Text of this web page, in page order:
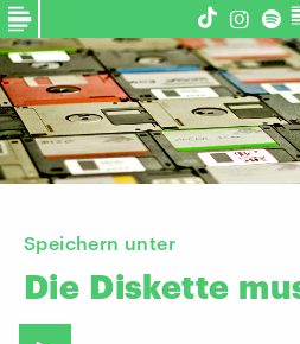
Speichern unter
Die Diskette